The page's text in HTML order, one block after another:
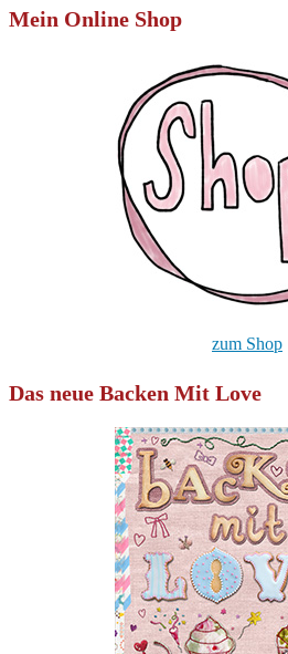
Mein Online Shop
zum Shop
Das neue Backen Mit Love